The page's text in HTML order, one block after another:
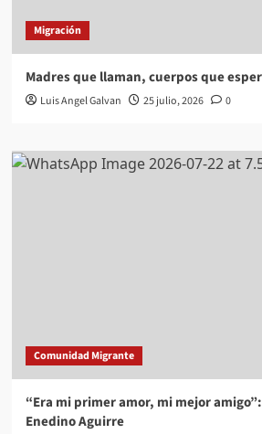
Migración
Madres que llaman, cuerpos que
Luis Angel Galvan 25 julio, 2026 0
Comunidad Migrante
“Era mi primer amor, mi mejor
Enedino Aguirre